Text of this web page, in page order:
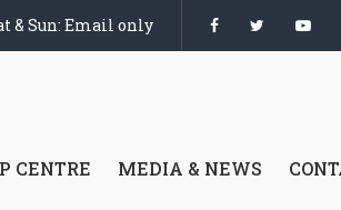
& Sun: Email only
CENTRE MEDIA & NEWS